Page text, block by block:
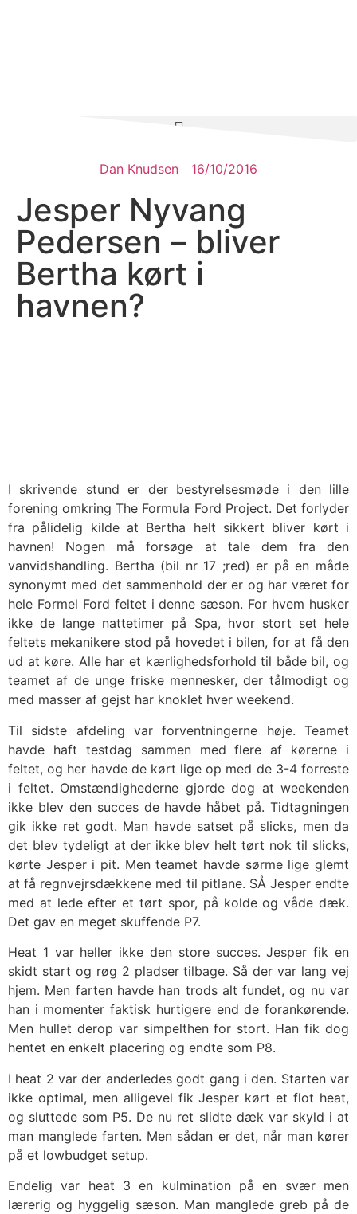
Dan Knudsen 16/10/2016
Jesper Nyvang
Pedersen – bliver
Bertha kørt i
havnen?
I skrivende stund er der bestyrelsesmøde i den lille
forening omkring The Formula Ford Project. Det forlyder
fra pålidelig kilde at Bertha helt sikkert bliver kørt i
havnen! Nogen må forsøge at tale dem fra den
vanvidshandling. Bertha (bil nr 17 ;red) er på en måde
synonymt med det sammenhold der er og har været for
hele Formel Ford feltet i denne sæson. For hvem husker
ikke de lange nattetimer på Spa, hvor stort set hele
feltets mekanikere stod på hovedet i bilen, for at få den
ud at køre. Alle har et kærlighedsforhold til både bil, og
teamet af de unge friske mennesker, der tålmodigt og
med masser af gejst har knoklet hver weekend.
Til sidste afdeling var forventningerne høje. Teamet
havde haft testdag sammen med flere af kørerne i
feltet, og her havde de kørt lige op med de 3-4 forreste
i feltet. Omstændighederne gjorde dog at weekenden
ikke blev den succes de havde håbet på. Tidtagningen
gik ikke ret godt. Man havde satset på slicks, men da
det blev tydeligt at der ikke blev helt tørt nok til slicks,
kørte Jesper i pit. Men teamet havde sørme lige glemt
at få regnvejrsdækkene med til pitlane. SÅ Jesper endte
med at lede efter et tørt spor, på kolde og våde dæk.
Det gav en meget skuffende P7.
Heat 1 var heller ikke den store succes. Jesper fik en
skidt start og røg 2 pladser tilbage. Så der var lang vej
hjem. Men farten havde han trods alt fundet, og nu var
han i momenter faktisk hurtigere end de forankørende.
Men hullet derop var simpelthen for stort. Han fik dog
hentet en enkelt placering og endte som P8.
I heat 2 var der anderledes godt gang i den. Starten var
ikke optimal, men alligevel fik Jesper kørt et flot heat,
og sluttede som P5. De nu ret slidte dæk var skyld i at
man manglede farten. Men sådan er det, når man kører
på et lowbudget setup.
Endelig var heat 3 en kulmination på en svær men
lærerig og hyggelig sæson. Man manglede greb på de